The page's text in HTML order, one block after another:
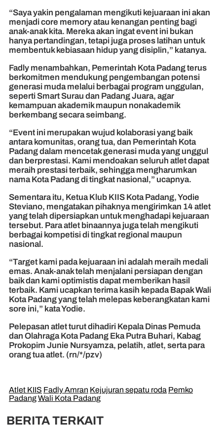
“Saya yakin pengalaman mengikuti kejuaraan ini akan
menjadi core memory atau kenangan penting bagi
anak-anak kita. Mereka akan ingat event ini bukan
hanya pertandingan, tetapi juga proses latihan untuk
membentuk kebiasaan hidup yang disiplin,” katanya.
Fadly menambahkan, Pemerintah Kota Padang terus
berkomitmen mendukung pengembangan potensi
generasi muda melalui berbagai program unggulan,
seperti Smart Surau dan Padang Juara, agar
kemampuan akademik maupun nonakademik
berkembang secara seimbang.
“Event ini merupakan wujud kolaborasi yang baik
antara komunitas, orang tua, dan Pemerintah Kota
Padang dalam mencetak generasi muda yang unggul
dan berprestasi. Kami mendoakan seluruh atlet dapat
meraih prestasi terbaik, sehingga mengharumkan
nama Kota Padang di tingkat nasional,” ucapnya.
Sementara itu, Ketua Klub KIIS Kota Padang, Yodie
Steviano, mengatakan pihaknya mengirimkan 14 atlet
yang telah dipersiapkan untuk menghadapi kejuaraan
tersebut. Para atlet binaannya juga telah mengikuti
berbagai kompetisi di tingkat regional maupun
nasional.
“Target kami pada kejuaraan ini adalah meraih medali
emas. Anak-anak telah menjalani persiapan dengan
baik dan kami optimistis dapat memberikan hasil
terbaik. Kami ucapkan terima kasih kepada Bapak Wali
Kota Padang yang telah melepas keberangkatan kami
sore ini,” kata Yodie.
Pelepasan atlet turut dihadiri Kepala Dinas Pemuda
dan Olahraga Kota Padang Eka Putra Buhari, Kabag
Prokopim Junie Nursyamza, pelatih, atlet, serta para
orang tua atlet. (rn/*/pzv)
Atlet KIIS Fadly Amran Kejujuran sepatu roda Pemko
PadangWali Kota Padang
BERITA TERKAIT